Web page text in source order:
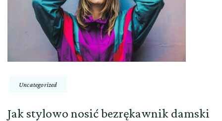
Uncategorized
Jak stylowo nosić bezrękawnik damski